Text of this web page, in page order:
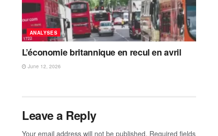
ANALYSES
L’économie britannique en recul en avril
June 12, 2026
Leave a Reply
Your email address will not be published. Required fields